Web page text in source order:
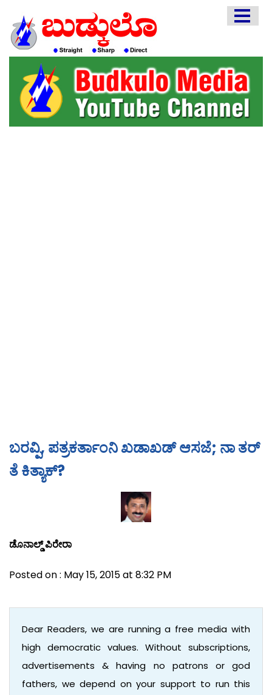
EDITORIAL
ENGLISH
KANNADA
INTERVIEWS
ಬರವ್ಪಿ, ಪತ್ರಕರ್ತಾಂನಿ ಖಡಾಖಡ್ ಆಸಜೆ; ನಾ ತರ್
ತೆ ಕಿತ್ಯಾಕ್?
ಡೊನಾಲ್ಡ್ ಪಿರೇರಾ
Posted on : May 15, 2015 at 8:32 PM
Dear Readers, we are running a free media with
high democratic values. Without subscriptions,
advertisements & having no patrons or god
fathers, we depend on your support to run this